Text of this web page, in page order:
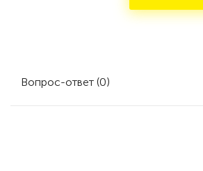
Вопрос-ответ (0)